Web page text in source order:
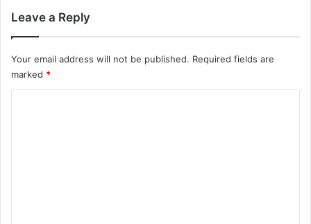
Leave a Reply
Your email address will not be published. Required fields are
marked *